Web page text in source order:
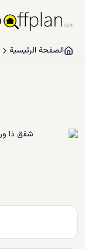
الصفحة الرئيسية